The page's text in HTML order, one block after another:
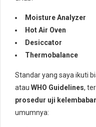
Moisture Analyzer
Hot Air Oven
Desiccator
Thermobalance
Standar yang saya ikuti
atau WHO Guidelines,
prosedur uji
umumnya: